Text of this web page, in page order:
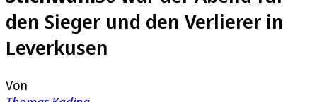
den Sieger und den Verlierer in
Leverkusen
Von